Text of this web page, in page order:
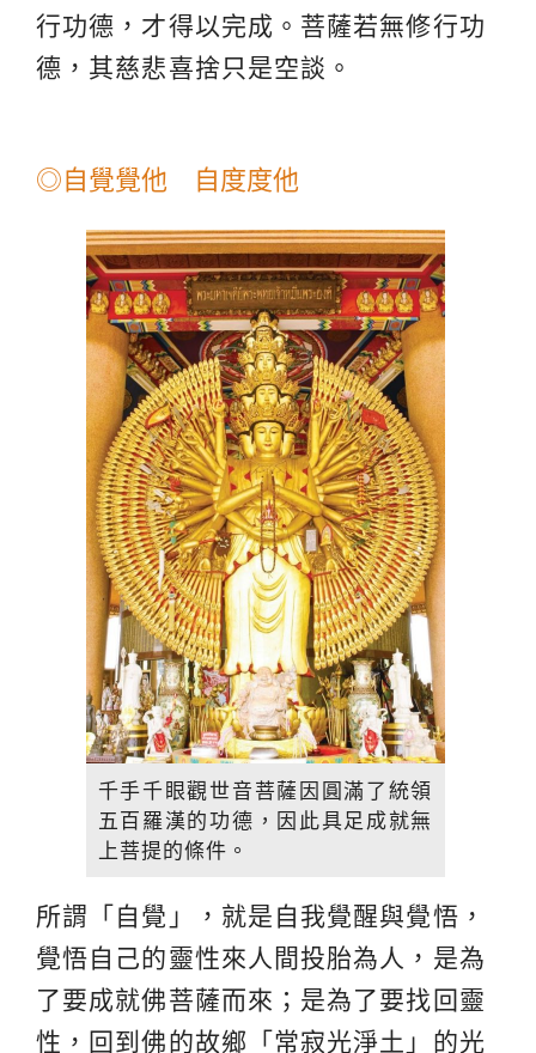
行功德，才得以完成。菩薩若無修行功
德，其慈悲喜捨只是空談。
◎自覺覺他 自度度他
千手千眼觀世音菩薩因圓滿了統領
五百羅漢的功德，因此具足成就無
上菩提的條件。
所謂「自覺」，就是自我覺醒與覺悟，
覺悟自己的靈性來人間投胎為人，是為
了要成就佛菩薩而來；是為了要找回靈
性，回到佛的故鄉「常寂光淨土」的光